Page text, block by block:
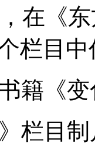
在《
栏目
籍《
栏目